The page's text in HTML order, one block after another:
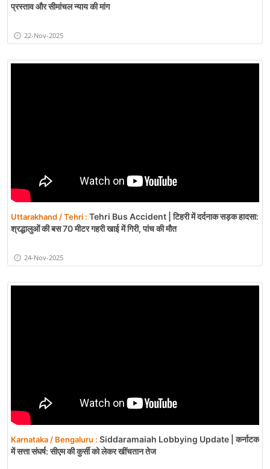
प्रस्ताव और सीमांचल न्याय की मांग
22-Nov-2025
Uttarakhand / Tehri : Tehri Bus Accident | टिहरी में दर्दनाक सड़क हादसा:
श्रद्धालुओं की बस 70 मीटर गहरी खाई में गिरी, पांच की मौत
24-Nov-2025
Karnataka / Bengaluru : Siddaramaiah Lobbying Update | कर्नाटक
में सत्ता संघर्ष: सीएम की कुर्सी को लेकर खींचतान तेज